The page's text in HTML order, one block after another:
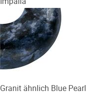
Granit ähnlich Blue Pearl